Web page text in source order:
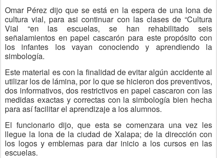
Omar Pérez dijo que se está en la espera de una lona de
cultura vial, para asi continuar con las clases de “Cultura
Vial “en las escuelas, se han rehabilitado seis
señalamientos en papel cascarón para este propósito con
los infantes los vayan conociendo y aprendiendo la
simbología.
Este material es con la finalidad de evitar algún accidente al
utilizar los de lámina, por lo que se hicieron dos preventivos,
dos informativos, dos restrictivos en papel cascaron con las
medidas exactas y correctas con la simbología bien hecha
para así facilitar el aprendizaje a los alumnos.
El funcionario dijo, que esta se comenzara una vez les
llegue la lona de la ciudad de Xalapa; de la dirección con
los logos y emblemas para dar inicio a los cursos en las
escuelas.